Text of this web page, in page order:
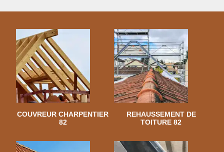
COUVREUR CHARPENTIER
82
REHAUSSEMENT DE
TOITURE 82